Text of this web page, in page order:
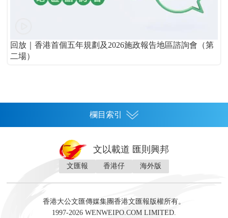
回放｜香港首個五年規劃及2026施政報告地區諮詢會（第
二場）
欄目索引
灣區人
財經 地產 投資 財評 數字經濟
文以載道 匯則興邦
文匯報 香港仔 海外版
香港大公文匯傳媒集團香港文匯報版權所有。
1997-2026 WENWEIPO.COM LIMITED.